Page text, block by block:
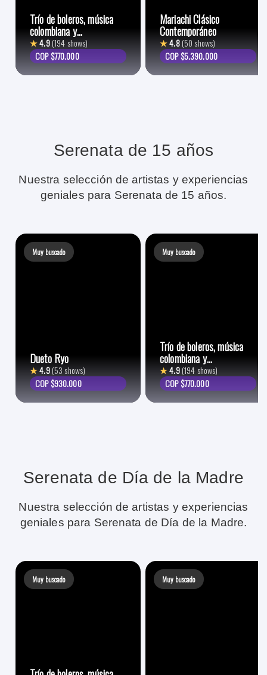
Trío de boleros, música
colombiana y
lationamericana
★4.9(194 shows)
COP $770.000
Mariachi Clásico
Contemporáneo
★4.8(50 shows)
COP $5.390.000
Serenata de 15 años
Nuestra selección de artistas y experiencias
geniales para Serenata de 15 años.
Muy buscado
Dueto Ryo
★4.9(53 shows)
COP $930.000
Muy buscado
Trío de boleros, música
colombiana y
lationamericana
★4.9(194 shows)
COP $770.000
Serenata de Día de la Madre
Nuestra selección de artistas y experiencias
geniales para Serenata de Día de la Madre.
Muy buscado Muy buscado